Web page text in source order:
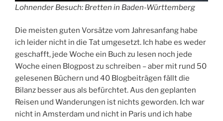
Lohnender Besuch: Bretten in Baden-Württemberg
Die meisten guten Vorsätze vom Jahresanfang habe
ich leider nicht in die Tat umgesetzt. Ich habe es weder
geschafft, jede Woche ein Buch zu lesen noch jede
Woche einen Blogpost zu schreiben – aber mit rund 50
gelesenen Büchern und 40 Blogbeiträgen fällt die
Bilanz besser aus als befürchtet. Aus den geplanten
Reisen und Wanderungen ist nichts geworden. Ich war
nicht in Amsterdam und nicht in Paris und ich habe